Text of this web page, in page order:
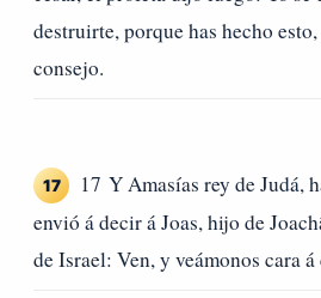
destruirte, porque has hecho
consejo.
17
17 Y Amasías rey de Judá,
envió á decir á Joas, hijo de
de Israel: Ven, y veámonos cara á